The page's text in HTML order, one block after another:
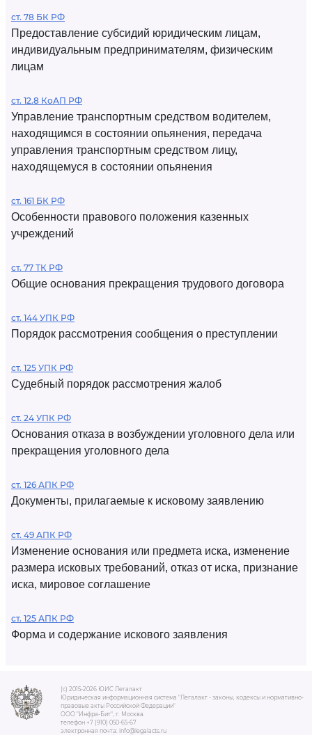
ст. 78 БК РФ
Предоставление субсидий юридическим лицам,
индивидуальным предпринимателям, физическим
лицам
ст. 12.8 КоАП РФ
Управление транспортным средством водителем,
находящимся в состоянии опьянения, передача
управления транспортным средством лицу,
находящемуся в состоянии опьянения
ст. 161 БК РФ
Особенности правового положения казенных
учреждений
ст. 77 ТК РФ
Общие основания прекращения трудового договора
ст. 144 УПК РФ
Порядок рассмотрения сообщения о преступлении
ст. 125 УПК РФ
Судебный порядок рассмотрения жалоб
ст. 24 УПК РФ
Основания отказа в возбуждении уголовного дела или
прекращения уголовного дела
ст. 126 АПК РФ
Документы, прилагаемые к исковому заявлению
ст. 49 АПК РФ
Изменение основания или предмета иска, изменение
размера исковых требований, отказ от иска, признание
иска, мировое соглашение
ст. 125 АПК РФ
Форма и содержание искового заявления
(c) 2015-2026 ЮИС Легалакт
Юридическая информационная система "Легалакт - законы, кодексы и нормативно-
правовые акты Российской Федерации"
ООО "Инфра-Бит", г. Москва.
телефон +7 (910) 050-65-67
электронная почта: info@legalacts.ru